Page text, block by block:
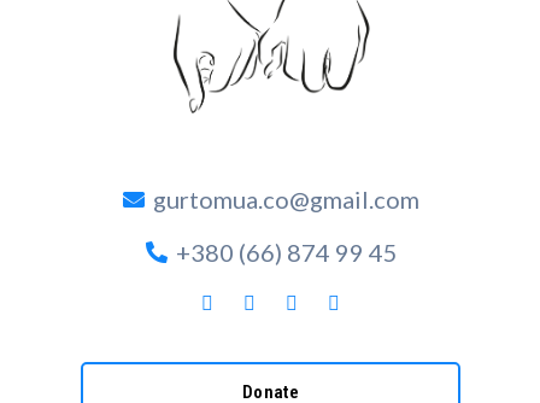
gurtomua.co@gmail.com
+380 (66) 874 99 45
Donate